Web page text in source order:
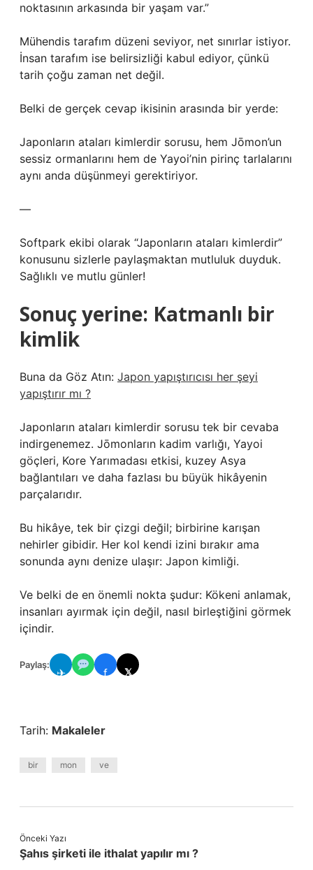
noktasının arkasında bir yaşam var.”
Mühendis tarafım düzeni seviyor, net sınırlar istiyor.
İnsan tarafım ise belirsizliği kabul ediyor, çünkü
tarih çoğu zaman net değil.
Belki de gerçek cevap ikisinin arasında bir yerde:
Japonların ataları kimlerdir sorusu, hem Jōmon’un
sessiz ormanlarını hem de Yayoi’nin pirinç tarlalarını
aynı anda düşünmeyi gerektiriyor.
—
Softpark ekibi olarak “Japonların ataları kimlerdir”
konusunu sizlerle paylaşmaktan mutluluk duyduk.
Sağlıklı ve mutlu günler!
Sonuç yerine: Katmanlı bir
kimlik
Buna da Göz Atın: Japon yapıştırıcısı her şeyi
yapıştırır mı ?
Japonların ataları kimlerdir sorusu tek bir cevaba
indirgenemez. Jōmonların kadim varlığı, Yayoi
göçleri, Kore Yarımadası etkisi, kuzey Asya
bağlantıları ve daha fazlası bu büyük hikâyenin
parçalarıdır.
Bu hikâye, tek bir çizgi değil; birbirine karışan
nehirler gibidir. Her kol kendi izini bırakır ama
sonunda aynı denize ulaşır: Japon kimliği.
Ve belki de en önemli nokta şudur: Kökeni anlamak,
insanları ayırmak için değil, nasıl birleştiğini görmek
içindir.
Paylaş:
✈ f 𝕏
Tarih: Makaleler
bir mon ve
Önceki Yazı
Şahıs şirketi ile ithalat yapılır mı ?